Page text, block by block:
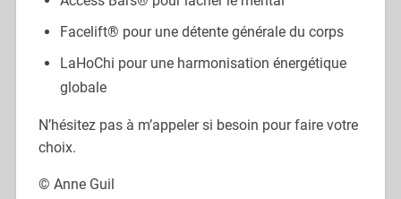
Facelift® pour une détente générale du corps
LaHoChi pour une harmonisation énergétique
globale
N’hésitez pas à m’appeler si besoin pour faire votre
choix.
© Anne Guil